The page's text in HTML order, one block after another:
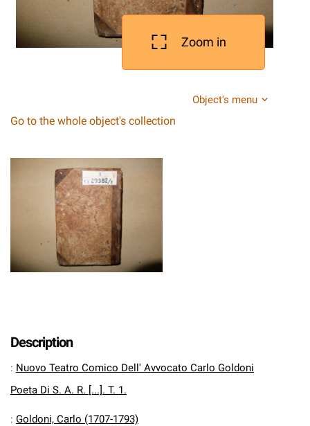
Zoom in
Object's menu
Go to the whole object's collection
Description
: Nuovo Teatro Comico Dell' Avvocato Carlo Goldoni
Poeta Di S. A. R. [...]. T. 1.
: Goldoni, Carlo (1707-1793)